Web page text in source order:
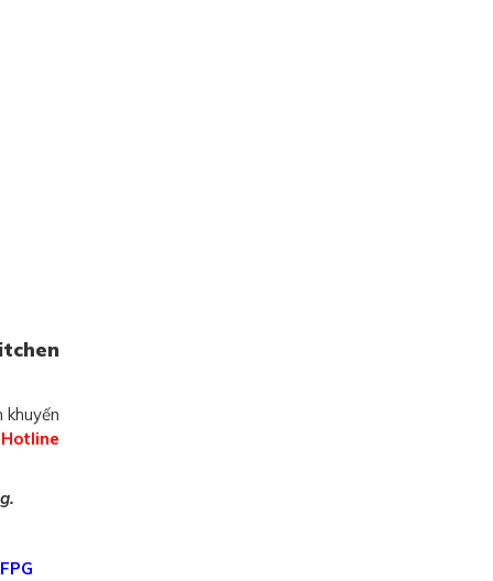
khuyến
Hotline